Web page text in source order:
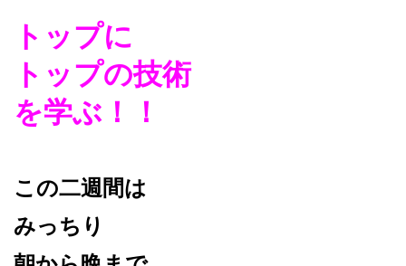
トップに
トップの技術
を学ぶ！！
この二週間は
みっちり